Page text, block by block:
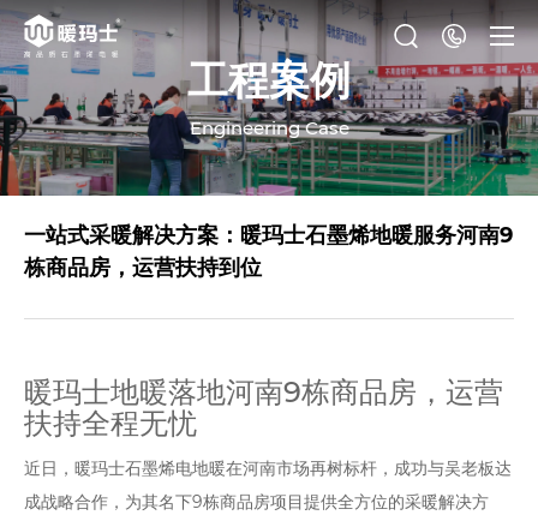
工程案例
Engineering Case
一站式采暖解决方案：暖玛士石墨烯地暖服务河南9
栋商品房，运营扶持到位
暖玛士地暖落地河南9栋商品房，运营
扶持全程无忧
近日，暖玛士石墨烯电地暖在河南市场再树标杆，成功与吴老板达
成战略合作，为其名下9栋商品房项目提供全方位的采暖解决方